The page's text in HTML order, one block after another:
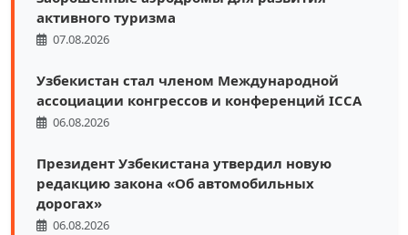
активного туризма
07.08.2026
Узбекистан стал членом Международной
ассоциации конгрессов и конференций ICCA
06.08.2026
Президент Узбекистана утвердил новую
редакцию закона «Об автомобильных
дорогах»
06.08.2026